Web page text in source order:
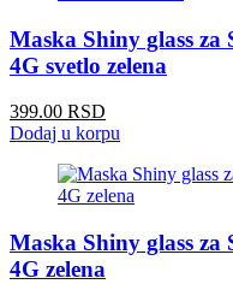
Maska Shiny glass za
4G svetlo zelena
399.00 RSD
Dodaj u korpu
Maska Shiny glass za
4G zelena